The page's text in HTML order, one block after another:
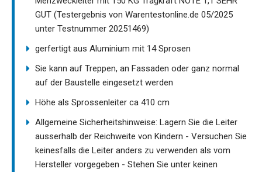
GUT (Testergebnis von Warentestonline.de 05/2025
unter Testnummer 20251469)
gerfertigt aus Aluminium mit 14 Sprosen
Sie kann auf Treppen, an Fassaden oder ganz normal
auf der Baustelle eingesetzt werden
Höhe als Sprossenleiter ca 410 cm
Allgemeine Sicherheitshinweise: Lagern Sie die Leiter
ausserhalb der Reichweite von Kindern - Versuchen Sie
keinesfalls die Leiter anders zu verwenden als vom
Hersteller vorgegeben - Stehen Sie unter keinen